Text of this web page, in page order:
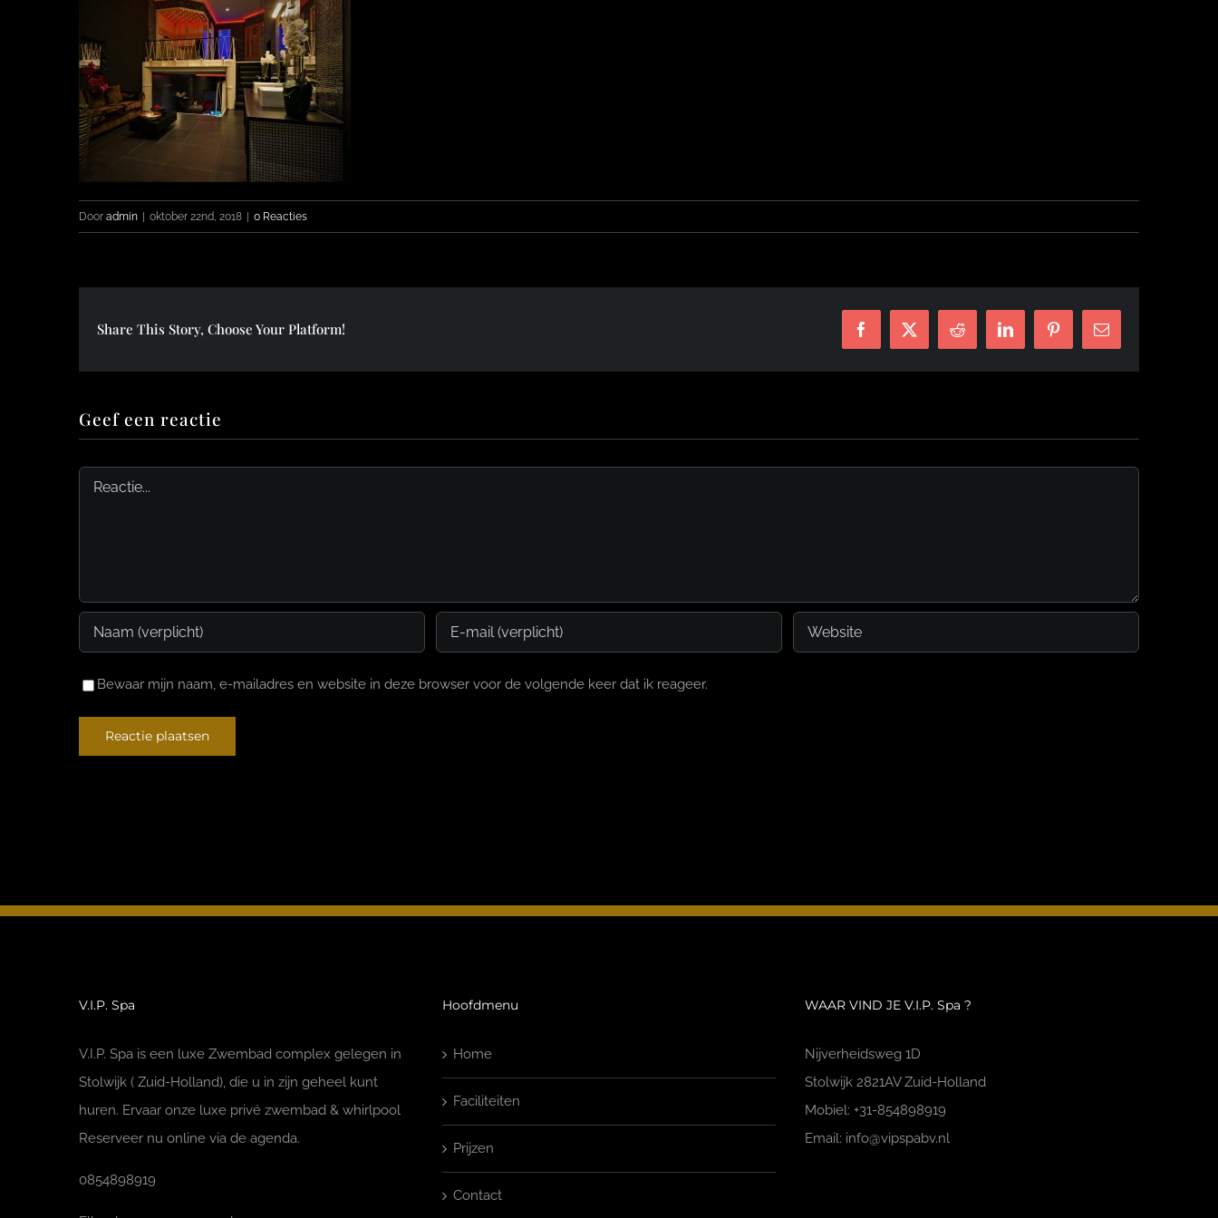
Door admin oktober 22nd, 2018 0 Reacties
Share This Story, Choose Your Platform! Facebook
X Reddit LinkedInPinterest
E-
mail
Geef een reactie
Reactie
Bewaar mijn naam, e-mailadres en website in deze browser voor de volgende keer dat ik reageer.
V.I.P. Spa
V.I.P. Spa is een luxe Zwembad complex gelegen in
Stolwijk ( Zuid-Holland), die u in zijn geheel kunt
huren. Ervaar onze luxe privé zwembad & whirlpool
Reserveer nu online via de agenda.
0854898919
Hoofdmenu
Home
Faciliteiten
Prijzen
Contact
WAAR VIND JE V.I.P. Spa ?
Nijverheidsweg 1D
Stolwijk 2821AV Zuid-Holland
Mobiel: +31-854898919
Email: info@vipspabv.nl